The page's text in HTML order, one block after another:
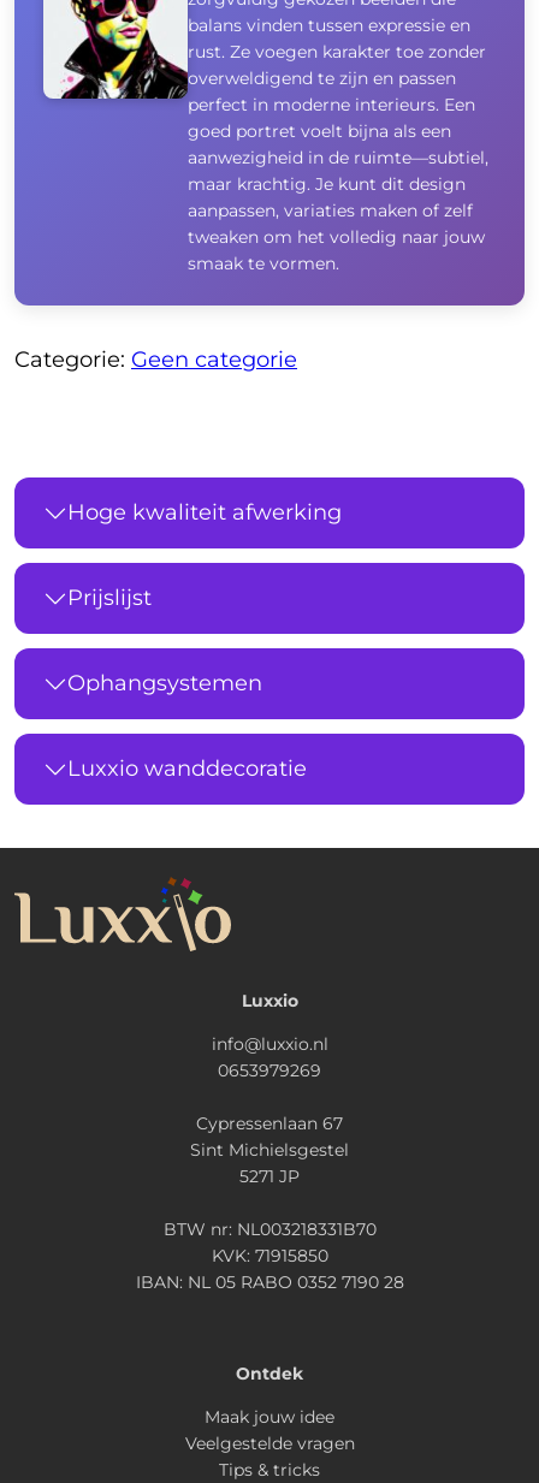
balans vinden tussen expressie en
rust. Ze voegen karakter toe zonder
overweldigend te zijn en passen
perfect in moderne interieurs. Een
goed portret voelt bijna als een
aanwezigheid in de ruimte—subtiel,
maar krachtig. Je kunt dit design
aanpassen, variaties maken of zelf
tweaken om het volledig naar jouw
smaak te vormen.
Categorie: Geen categorie
Hoge kwaliteit afwerking
Prijslijst
Ophangsystemen
Luxxio wanddecoratie
Luxxio
info@luxxio.nl
0653979269
Cypressenlaan 67
Sint Michielsgestel
5271 JP
BTW nr: NL003218331B70
KVK: 71915850
IBAN: NL 05 RABO 0352 7190 28
Ontdek
Maak jouw idee
Veelgestelde vragen
Tips & tricks